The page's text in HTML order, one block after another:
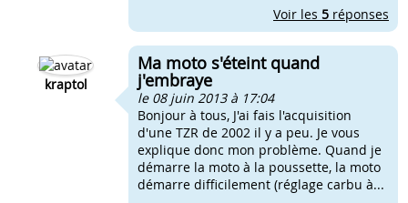
Voir les 5 réponses
kraptol
Ma moto s'éteint quand
j'embraye
le 08 juin 2013 à 17:04
Bonjour à tous, J'ai fais l'acquisition
d'une TZR de 2002 il y a peu. Je vous
explique donc mon problème. Quand je
démarre la moto à la poussette, la moto
démarre difficilement (réglage carbu à...